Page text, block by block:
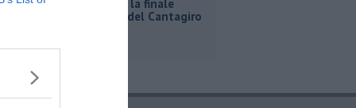
A Bibbona la finale
regionale del Cantagiro